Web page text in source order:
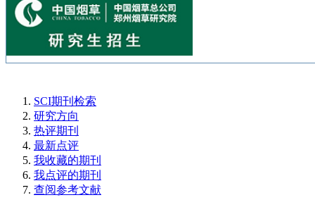
SCI期刊检索
研究方向
热评期刊
最新点评
我收藏的期刊
我点评的期刊
查阅参考文献